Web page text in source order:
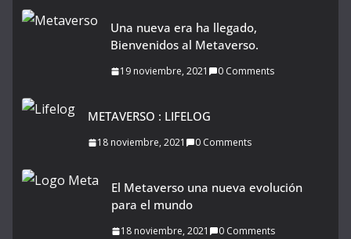
Una nueva era ha llegado,
Bienvenidos al Metaverso.
19 noviembre, 2021 0 Comments
METAVERSO : LIFELOG
18 noviembre, 2021 0 Comments
El Metaverso una nueva evolución
para el mundo
18 noviembre, 2021 0 Comments